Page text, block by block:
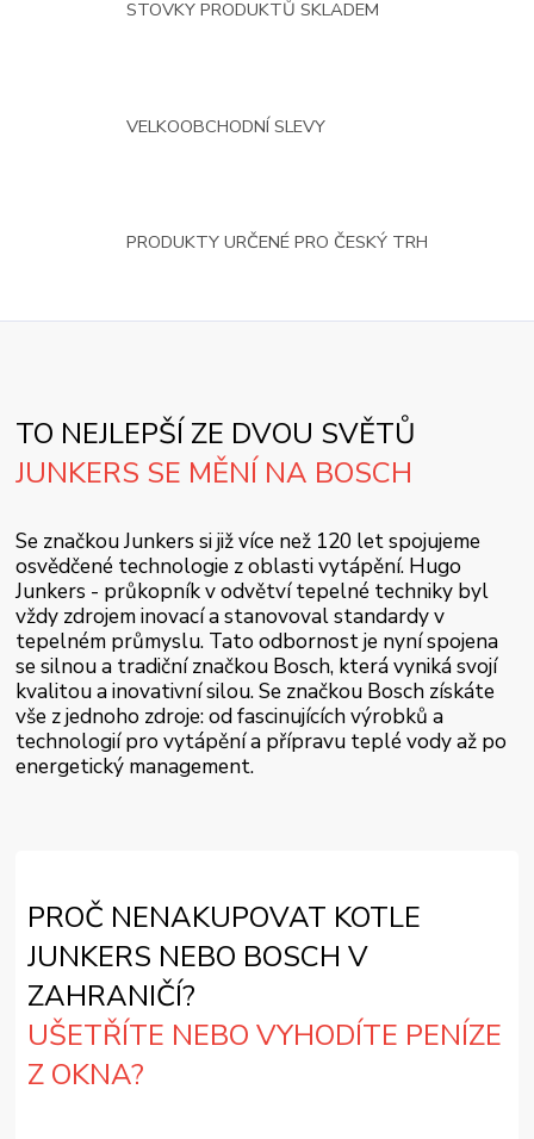
STOVKY PRODUKTŮ SKLADEM
VELKOOBCHODNÍ SLEVY
PRODUKTY URČENÉ PRO ČESKÝ TRH
TO NEJLEPŠÍ ZE DVOU SVĚTŮ
JUNKERS SE MĚNÍ NA BOSCH
Se značkou Junkers si již více než 120 let spojujeme
osvědčené technologie z oblasti vytápění. Hugo
Junkers - průkopník v odvětví tepelné techniky byl
vždy zdrojem inovací a stanovoval standardy v
tepelném průmyslu. Tato odbornost je nyní spojena
se silnou a tradiční značkou Bosch, která vyniká svojí
kvalitou a inovativní silou. Se značkou Bosch získáte
vše z jednoho zdroje: od fascinujících výrobků a
technologií pro vytápění a přípravu teplé vody až po
energetický management.
PROČ NENAKUPOVAT KOTLE
JUNKERS NEBO BOSCH V
ZAHRANIČÍ?
UŠETŘÍTE NEBO VYHODÍTE PENÍZE
Z OKNA?